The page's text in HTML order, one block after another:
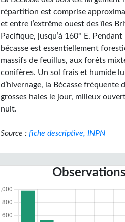
répartition est comprise
et entre l’extrême ouest des îles
Pacifique, jusqu’à 160° E.
bécasse est essentiellement
massifs de feuillus, aux forêts
conifères. Un sol frais et humide
d’hivernage, la Bécasse
grosses haies le jour, milieux
nuit.
Source :fiche descriptive, INPN